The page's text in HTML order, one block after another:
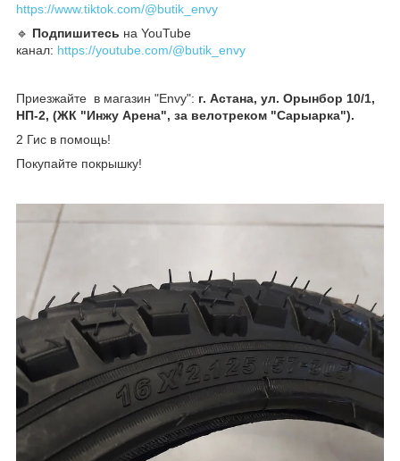
https://www.tiktok.com/@butik_envy
🔹️ Подпишитесь на YouTube
канал: https://youtube.com/@butik_envy
Приезжайте в магазин "Envy": г. Астана, ул. Орынбор 10/1,
НП-2, (ЖК "Инжу Арена", за велотреком "Сарыарка").
2 Гис в помощь!
Покупайте покрышку!